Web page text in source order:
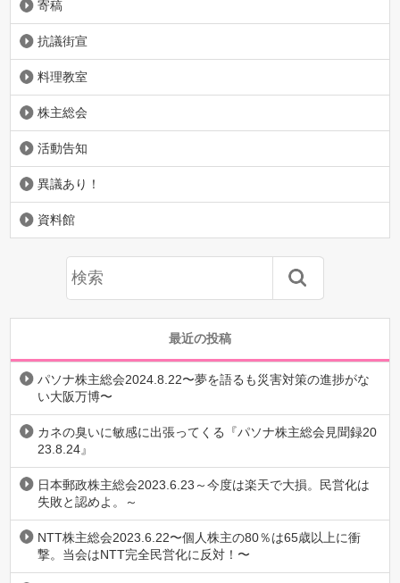
寄稿
抗議街宣
料理教室
株主総会
活動告知
異議あり！
資料館
最近の投稿
パソナ株主総会2024.8.22〜夢を語るも災害対策の進捗がな
い大阪万博〜
カネの臭いに敏感に出張ってくる『パソナ株主総会見聞録20
23.8.24』
日本郵政株主総会2023.6.23～今度は楽天で大損。民営化は
失敗と認めよ。～
NTT株主総会2023.6.22〜個人株主の80％は65歳以上に衝
撃。当会はNTT完全民営化に反対！〜